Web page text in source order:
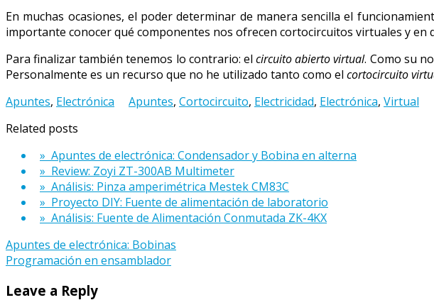
En muchas ocasiones, el poder determinar de manera sencilla el
importante conocer qué componentes nos ofrecen cortocircuitos virtuales y en
Para finalizar también tenemos lo contrario: elcircuito abierto virtual. Como su
Personalmente es un recurso que no he utilizado tanto como el cortocircuito
Apuntes, Electrónica Apuntes, Cortocircuito, Electricidad, Electrónica, Virtual
Related posts
» Apuntes de electrónica: Condensador y Bobina en alterna
» Review: Zoyi ZT-300AB Multimeter
» Análisis: Pinza amperimétrica Mestek CM83C
» Proyecto DIY: Fuente de alimentación de laboratorio
» Análisis: Fuente de Alimentación Conmutada ZK-4KX
Post
navigation
Apuntes de electrónica: Bobinas
Programación en ensamblador
Leave a Reply